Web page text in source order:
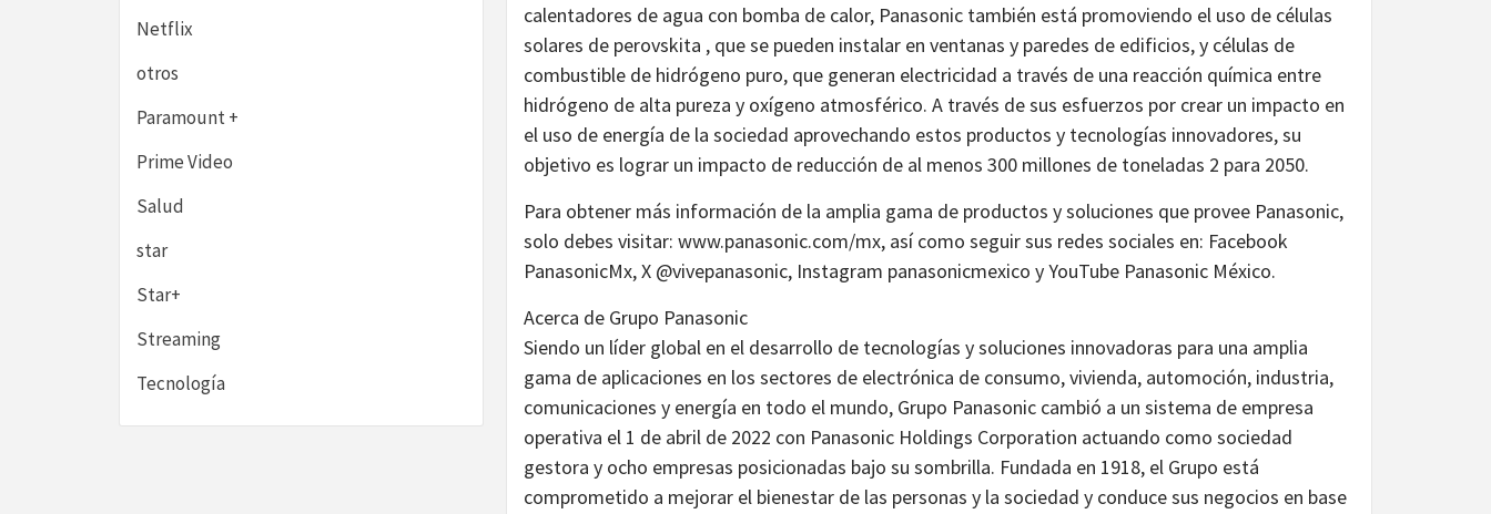
calentadores de agua con bomba de calor, Panasonic también está promoviendo el uso de células
solares de perovskita , que se pueden instalar en ventanas y paredes de edificios, y células de
combustible de hidrógeno puro, que generan electricidad a través de una reacción química entre
hidrógeno de alta pureza y oxígeno atmosférico. A través de sus esfuerzos por crear un impacto en
el uso de energía de la sociedad aprovechando estos productos y tecnologías innovadores, su
objetivo es lograr un impacto de reducción de al menos 300 millones de toneladas 2 para 2050.
Para obtener más información de la amplia gama de productos y soluciones que provee Panasonic,
solo debes visitar: www.panasonic.com/mx, así como seguir sus redes sociales en: Facebook
PanasonicMx, X @vivepanasonic, Instagram panasonicmexico y YouTube Panasonic México.
Acerca de Grupo Panasonic
Siendo un líder global en el desarrollo de tecnologías y soluciones innovadoras para una amplia
gama de aplicaciones en los sectores de electrónica de consumo, vivienda, automoción, industria,
comunicaciones y energía en todo el mundo, Grupo Panasonic cambió a un sistema de empresa
operativa el 1 de abril de 2022 con Panasonic Holdings Corporation actuando como sociedad
gestora y ocho empresas posicionadas bajo su sombrilla. Fundada en 1918, el Grupo está
comprometido a mejorar el bienestar de las personas y la sociedad y conduce sus negocios en base
Netflix
otros
Paramount +
Prime Video
Salud
star
Star+
Streaming
Tecnología